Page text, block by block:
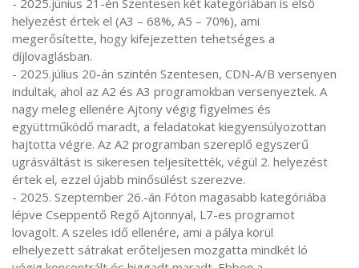
helyezést értek el (A3 – 68%, A5 – 70%), ami
megerősítette, hogy kifejezetten tehetséges a
díjlovaglásban.
- 2025.július 20-án szintén Szentesen, CDN-A/B versenyen
indultak, ahol az A2 és A3 programokban versenyeztek. A
nagy meleg ellenére Ajtony végig figyelmes és
együttműködő maradt, a feladatokat kiegyensúlyozottan
hajtotta végre. Az A2 programban szereplő egyszerű
ugrásváltást is sikeresen teljesítették, végül 2. helyezést
értek el, ezzel újabb minősülést szerezve.
- 2025. Szeptember 26.-án Fóton magasabb kategóriába
lépve Cseppentő Regő Ajtonnyal, L7-es programot
lovagolt. A szeles idő ellenére, ami a pálya körül
elhelyezett sátrakat erőteljesen mozgatta mindkét ló